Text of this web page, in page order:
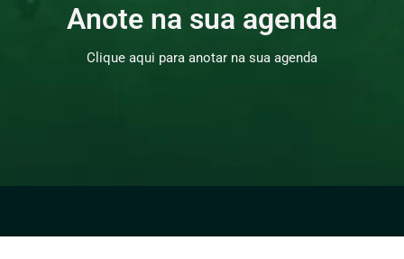
Anote na sua agenda
Clique aqui para anotar na sua agenda